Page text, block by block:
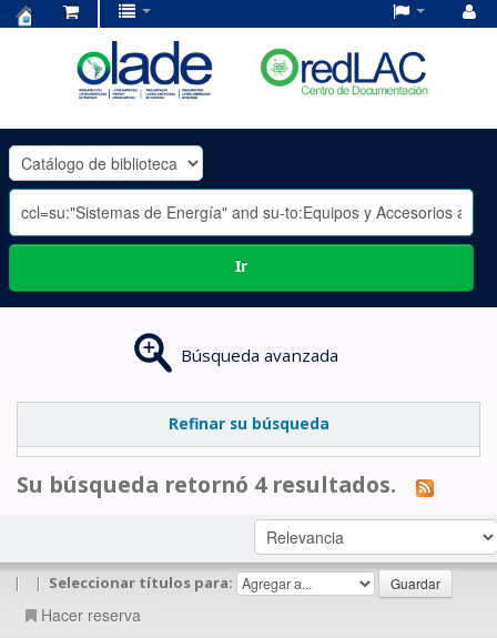
OLADE
-
Ir
Búsqueda avanzada
Refinar su búsqueda
Su búsqueda retornó 4 resultados.
| | Seleccionar títulos para:
Hacer reserva